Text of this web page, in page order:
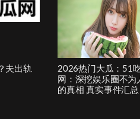
夫出轨
2026热门大瓜：51
网：深挖娱乐圈不为
的真相 真实事件汇总